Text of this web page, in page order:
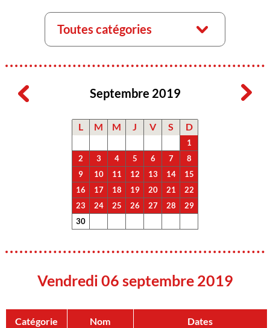
Toutes catégories
Septembre 2019
L M M J V S D
1
2
3 4 5 6 7
8
9
10 11 12 13 14
15
16
17 18 19 20 21
22
23
24 25 26 27 28
29
30
Vendredi 06 septembre 2019
Catégorie Nom Dates